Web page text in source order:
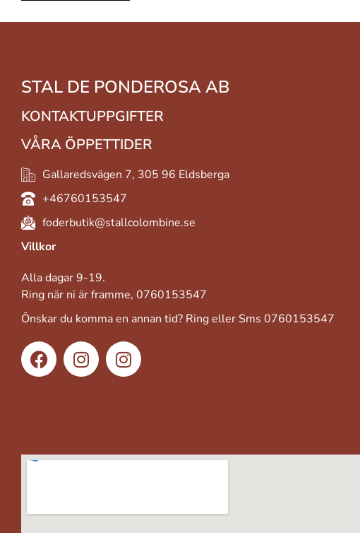
STAL DE PONDEROSA AB
KONTAKTUPPGIFTER
VÅRA ÖPPETTIDER
Gallaredsvägen 7, 305 96 Eldsberga
+46760153547
foderbutik@stallcolombine.se
Villkor
Alla dagar 9-19.
Ring när ni är framme, 0760153547
Önskar du komma en annan tid? Ring eller Sms 0760153547